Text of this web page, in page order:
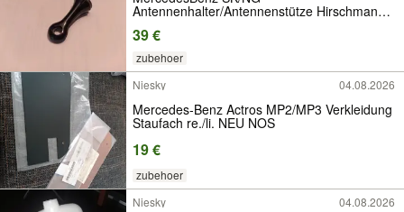
Antennenhalter/Antennenstütze Hirschmann
39 €
zubehoer
Niesky
04.08.2026
Mercedes-Benz Actros MP2/MP3 Verkleidung
Staufach re./li. NEU NOS
19 €
zubehoer
Niesky
04.08.2026